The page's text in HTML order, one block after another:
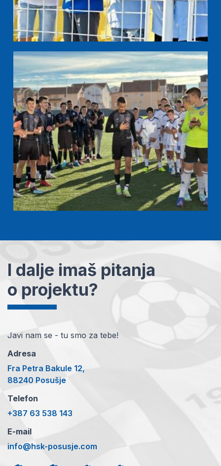
I dalje imaš pitanja
o projektu?
Javi nam se - tu smo za tebe!
Adresa
Fra Petra Bakule 12,
88240 Posušje
Telefon
+387 63 538 143
E-mail
info@hsk-posusje.com